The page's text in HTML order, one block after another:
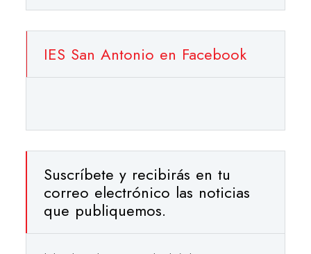
IES San Antonio en Facebook
Suscríbete y recibirás en tu
correo electrónico las noticias
que publiquemos.